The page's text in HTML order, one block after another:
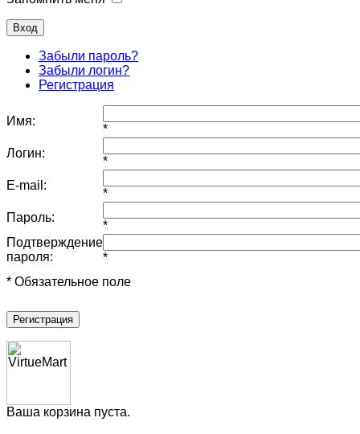
Забыли пароль?
Забыли логин?
Регистрация
Имя:
*
Логин:
*
E-mail:
*
Пароль:
*
Подтверждение
пароля:
*
* Обязательное поле
Регистрация
Ваша корзина пуста.